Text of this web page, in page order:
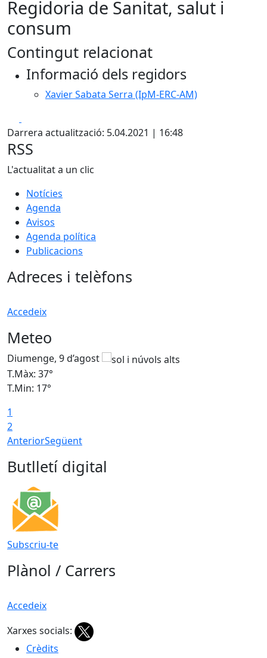
Regidoria de Sanitat, salut i
consum
Contingut relacionat
Informació dels regidors
Xavier Sabata Serra (IpM-ERC-AM)
Darrera actualització: 5.04.2021 | 16:48
RSS
L'actualitat a un clic
Notícies
Agenda
Avisos
Agenda política
Publicacions
Adreces i telèfons
Accedeix
Meteo
Diumenge, 9 d’agost
T.Màx: 37°
T.Min: 17°
1
2
AnteriorSegüent
Butlletí digital
Subscriu-te
Plànol / Carrers
Accedeix
Xarxes socials:
Crèdits